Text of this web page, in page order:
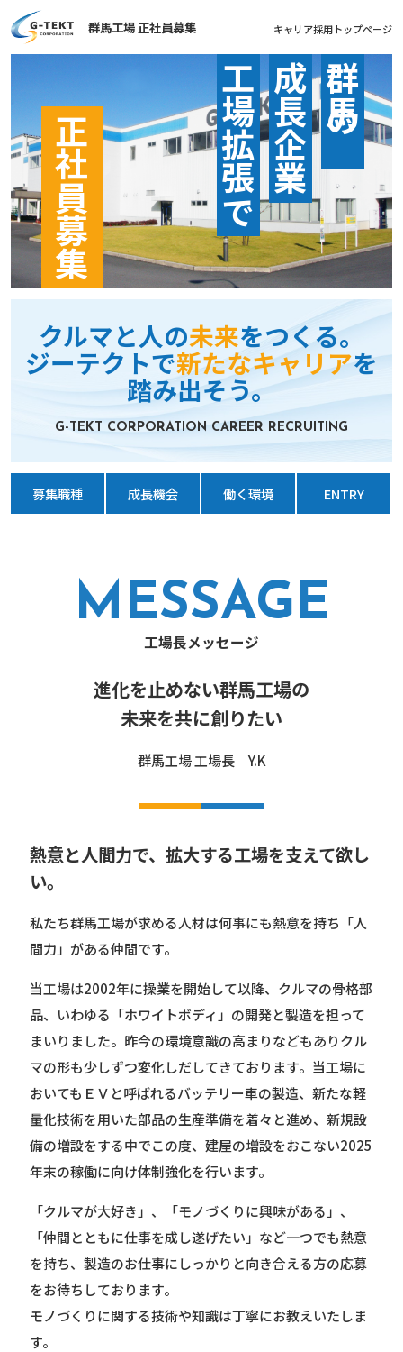
群馬工場 正社員募集 キャリア採用トップページ
群馬の
成長企業
工場拡張で
正社員募集
クルマと人の未来をつくる。
ジーテクトで新たなキャリアを
踏み出そう。
G-TEKT CORPORATION CAREER RECRUITING
募集職種 成長機会 働く環境 ENTRY
MESSAGE
工場長メッセージ
進化を止めない群馬工場の
未来を共に創りたい
群馬工場 工場長 Y.K
熱意と人間力で、拡大する工場を支えて欲し
い。
私たち群馬工場が求める人材は何事にも熱意を持ち「人
間力」がある仲間です。
当工場は2002年に操業を開始して以降、クルマの骨格部
品、いわゆる「ホワイトボディ」の開発と製造を担って
まいりました。昨今の環境意識の高まりなどもありクル
マの形も少しずつ変化しだしてきております。当工場に
おいてもＥＶと呼ばれるバッテリー車の製造、新たな軽
量化技術を用いた部品の生産準備を着々と進め、新規設
備の増設をする中でこの度、建屋の増設をおこない2025
年末の稼働に向け体制強化を行います。
「クルマが大好き」、「モノづくりに興味がある」、
「仲間とともに仕事を成し遂げたい」など一つでも熱意
を持ち、製造のお仕事にしっかりと向き合える方の応募
をお待ちしております。
モノづくりに関する技術や知識は丁寧にお教えいたしま
す。